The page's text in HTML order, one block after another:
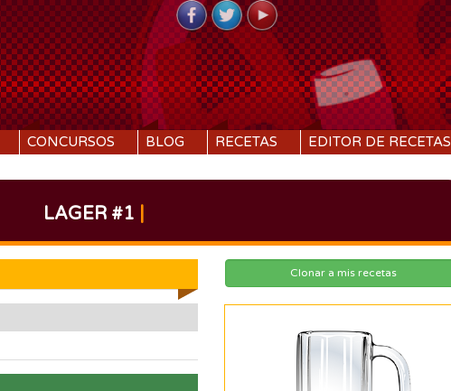
CONCURSOS BLOG RECETAS EDITOR DE RECETAS
LAGER #1
Clonar a mis recetas